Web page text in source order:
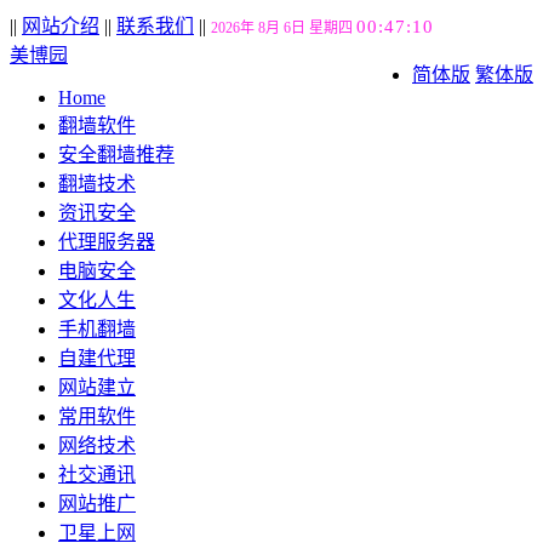
|| 网站介绍 || 联系我们 || 2026年 8月 6日 星期四 00:47:11
简体版 繁体版
美博园
Home
翻墙软件
安全翻墙推荐
翻墙技术
资讯安全
代理服务器
电脑安全
文化人生
手机翻墙
自建代理
网站建立
常用软件
网络技术
社交通讯
网站推广
卫星上网